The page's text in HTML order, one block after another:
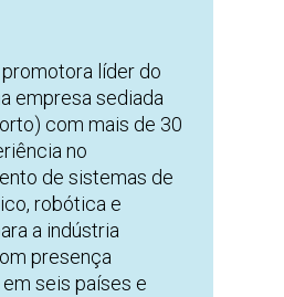
promotora líder do
empresa sediada
com mais de 30
no
de sistemas de
robótica e
a indústria
presença
seis países e